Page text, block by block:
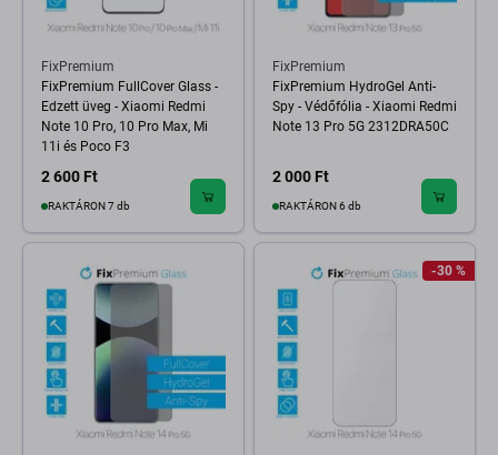
FixPremium
FixPremium FullCover Glass -
Edzett üveg - Xiaomi Redmi
Note 10 Pro, 10 Pro Max, Mi
11i és Poco F3
2 600 Ft
RAKTÁRON 7 db
FixPremium
FixPremium HydroGel Anti-
Spy - Védőfólia - Xiaomi Redmi
Note 13 Pro 5G 2312DRA50C
2 000 Ft
RAKTÁRON 6 db
-30 %